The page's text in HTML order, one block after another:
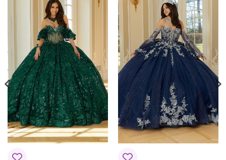
PLAZO DE ENTREGA Plazo de Entrega: 120 días